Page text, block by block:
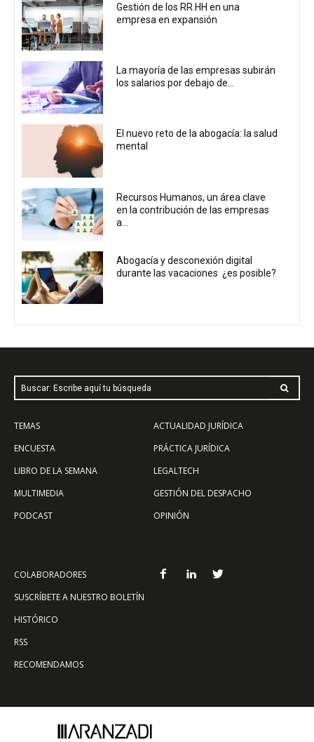
Gestión de los RR.HH en una
empresa en expansión
La mayoría de las empresas subirán
los salarios por debajo de...
El nuevo reto de la abogacía: la salud
mental
Recursos Humanos, un área clave
en la contribución de las empresas
a...
Abogacía y desconexión digital
durante las vacaciones ¿es posible?
Buscar: Escribe aquí tu búsqueda
TEMAS
ENCUESTA
LIBRO DE LA SEMANA
MULTIMEDIA
PODCAST
ACTUALIDAD JURÍDICA
PRÁCTICA JURÍDICA
LEGALTECH
GESTIÓN DEL DESPACHO
OPINIÓN
COLABORADORES
SUSCRÍBETE A NUESTRO BOLETÍN
HISTÓRICO
RSS
RECOMENDAMOS